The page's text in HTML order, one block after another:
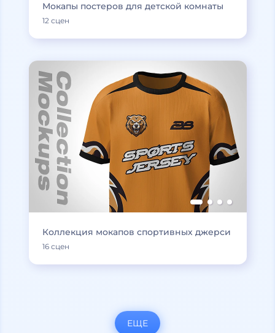
Мокапы постеров для детской комнаты
12 сцен
Коллекция мокапов спортивных джерси
16 сцен
ЕЩЕ